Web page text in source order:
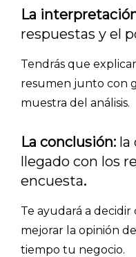
- Artículos
- Consejos para tu
La
respuestas y el
Tendrás que
resumen junto con
muestra del análisis.
La conclusión: la
llegado con los
encuesta.
Te ayudará a
mejorar la opinión
tiempo tu negocio.